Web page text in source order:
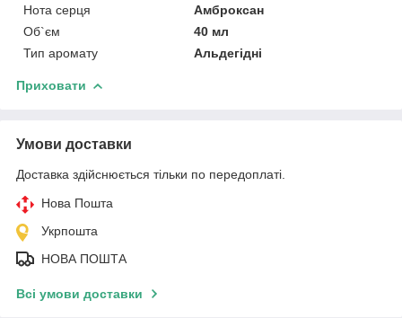
Нота серця
Амброксан
Об`єм
40 мл
Тип аромату
Альдегідні
Приховати
Умови доставки
Доставка здійснюється тільки по передоплаті.
Нова Пошта
Укрпошта
НОВА ПОШТА
Всі умови доставки